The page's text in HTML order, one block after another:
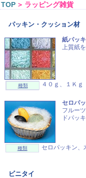
TOP ＞ ラッピング雑貨
パッキン・クッション材
紙パッ
上質紙
種類 ４０ｇ、１Ｋ
セロパ
フルー
ドパッ
種類 セロパッキン、
ビニタイ